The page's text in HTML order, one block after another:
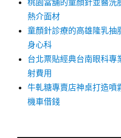
桃園當舖的童顏針並醫洗
熱介面材
童顏針診療的高雄隆乳
身心科
台北票貼經典台南眼科專
射費用
牛軋糖專賣店神桌打造噴
機車借錢